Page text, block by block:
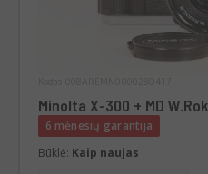
Minolta X-300 + MD
6 mėnesių garantija
Būklė: Kaip naujas